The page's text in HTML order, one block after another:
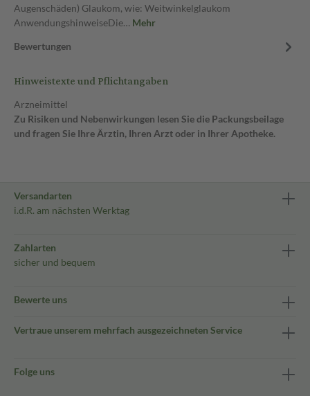
Augenschäden) Glaukom, wie: Weitwinkelglaukom
AnwendungshinweiseDie… Mehr
Bewertungen
Hinweistexte und Pflichtangaben
Arzneimittel
Zu Risiken und Nebenwirkungen lesen Sie die Packungsbeilage
und fragen Sie Ihre Ärztin, Ihren Arzt oder in Ihrer Apotheke.
Versandarten
i.d.R. am nächsten Werktag
Zahlarten
sicher und bequem
Bewerte uns
Vertraue unserem mehrfach ausgezeichneten Service
Folge uns